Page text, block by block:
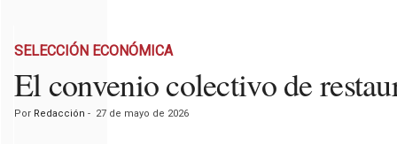
SELECCIÓN ECONÓMICA
El convenio colectivo de
Por Redacción - 27 de mayo de 2026